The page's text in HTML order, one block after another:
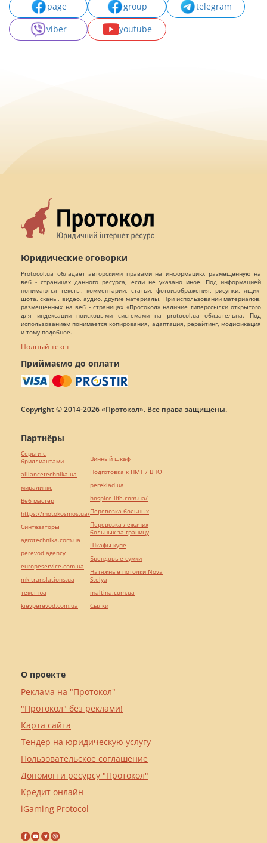
page group
telegram
viber
youtube
Юридические оговорки
Protocol.ua обладает авторскими правами на информацию, размещенную на
веб - страницах данного ресурса, если не указано иное. Под информацией
понимаются тексты, комментарии, статьи, фотоизображения, рисунки, ящик-
шота, сканы, видео, аудио, другие материалы. При использовании материалов,
размещенных на веб - страницах «Протокол» наличие гиперссылки открытого
для индексации поисковыми системами на protocol.ua обязательна. Под
использованием понимается копирования, адаптация, рерайтинг, модификация
и тому подобное.
Полный текст
Приймаємо до оплати
Copyright © 2014-2026 «Протокол». Все права защищены.
О проекте
Реклама на "Протокол"
"Протокол" без реклами!
Карта сайта
Тендер на юридическую услугу
Пользовательское соглашение
Допомогти ресурсу "Протокол"
Кредит онлайн
iGaming Protocol
Партнёры
Серьги с
бриллиантами
alliancetechnika.ua
миралинкс
Веб мастер
https://motokosmos.ua/
Синтезаторы
agrotechnika.com.ua
perevod.agency
europeservice.com.ua
mk-translations.ua
текст юа
kievperevod.com.ua
Винный шкаф
Подготовка к НМТ / ВНО
pereklad.ua
hospice-life.com.ua/
Перевозка больных
Перевозка лежачих
больных за границу
Шкафы купе
Брендовые сумки
Натяжные потолки Nova
Stelya
maltina.com.ua
Cылки